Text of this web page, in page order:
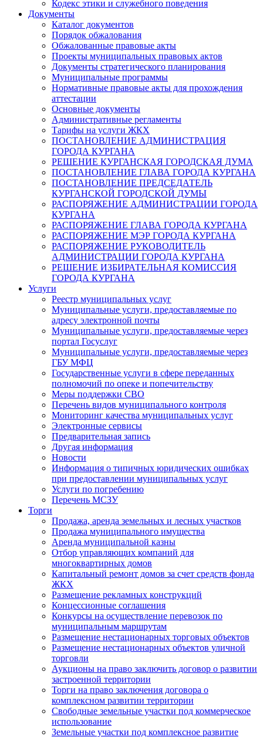
Кодекс этики и служебного поведения
Документы
Каталог документов
Порядок обжалования
Обжалованные правовые акты
Проекты муниципальных правовых актов
Документы стратегического планирования
Муниципальные программы
Нормативные правовые акты для прохождения
аттестации
Основные документы
Административные регламенты
Тарифы на услуги ЖКХ
ПОСТАНОВЛЕНИЕ АДМИНИСТРАЦИЯ
ГОРОДА КУРГАНА
РЕШЕНИЕ КУРГАНСКАЯ ГОРОДСКАЯ ДУМА
ПОСТАНОВЛЕНИЕ ГЛАВА ГОРОДА КУРГАНА
ПОСТАНОВЛЕНИЕ ПРЕДСЕДАТЕЛЬ
КУРГАНСКОЙ ГОРОДСКОЙ ДУМЫ
РАСПОРЯЖЕНИЕ АДМИНИСТРАЦИИ ГОРОДА
КУРГАНА
РАСПОРЯЖЕНИЕ ГЛАВА ГОРОДА КУРГАНА
РАСПОРЯЖЕНИЕ МЭР ГОРОДА КУРГАНА
РАСПОРЯЖЕНИЕ РУКОВОДИТЕЛЬ
АДМИНИСТРАЦИИ ГОРОДА КУРГАНА
РЕШЕНИЕ ИЗБИРАТЕЛЬНАЯ КОМИССИЯ
ГОРОДА КУРГАНА
Услуги
Реестр муниципальных услуг
Муниципальные услуги, предоставляемые по
адресу электронной почты
Муниципальные услуги, предоставляемые через
портал Госуслуг
Муниципальные услуги, предоставляемые через
ГБУ МФЦ
Государственные услуги в сфере переданных
полномочий по опеке и попечительству
Меры поддержки СВО
Перечень видов муниципального контроля
Мониторинг качества муниципальных услуг
Электронные сервисы
Предварительная запись
Другая информация
Новости
Информация о типичных юридических ошибках
при предоставлении муниципальных услуг
Услуги по погребению
Перечень МСЗУ
Торги
Продажа, аренда земельных и лесных участков
Продажа муниципального имущества
Аренда муниципальной казны
Отбор управляющих компаний для
многоквартирных домов
Капитальный ремонт домов за счет средств фонда
ЖКХ
Размещение рекламных конструкций
Концессионные соглашения
Конкурсы на осуществление перевозок по
муниципальным маршрутам
Размещение нестационарных торговых объектов
Размещение нестационарных объектов уличной
торговли
Аукционы на право заключить договор о развитии
застроенной территории
Торги на право заключения договора о
комплексном развитии территории
Свободные земельные участки под коммерческое
использование
Земельные участки под комплексное развитие